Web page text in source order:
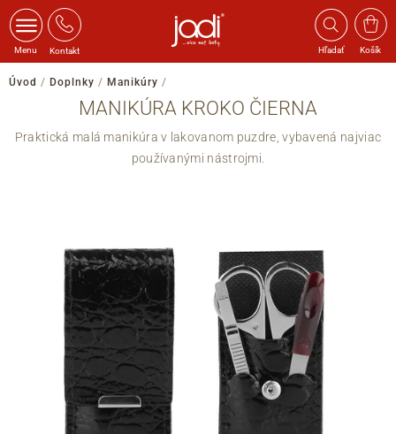
Menu Kontakt Hľadať Košík
Úvod / Doplnky / Manikúry /
MANIKÚRA KROKO ČIERNA
Praktická malá manikúra v lakovanom puzdre,vybavená najviac
používanými nástrojmi.